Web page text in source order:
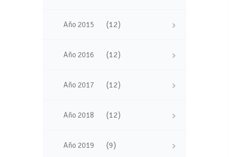
Año 2015 (12)
Año 2016 (12)
Año 2017 (12)
Año 2018 (12)
Año 2019 (9)